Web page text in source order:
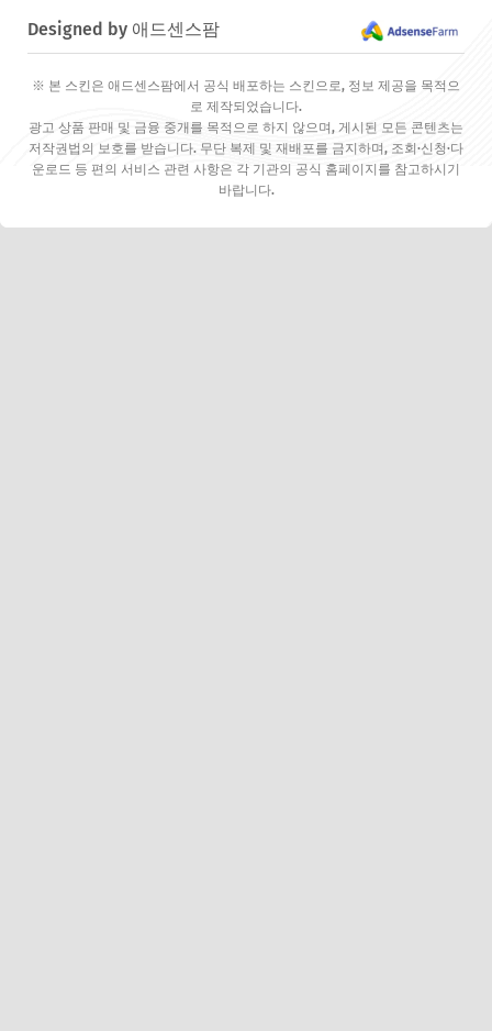
Designed by 애드센스팜
※ 본 스킨은 애드센스팜에서 공식 배포하는 스킨으로, 정보 제공을 목적으
로 제작되었습니다.
광고 상품 판매 및 금융 중개를 목적으로 하지 않으며, 게시된 모든 콘텐츠는
저작권법의 보호를 받습니다. 무단 복제 및 재배포를 금지하며, 조회·신청·다
운로드 등 편의 서비스 관련 사항은 각 기관의 공식 홈페이지를 참고하시기
바랍니다.